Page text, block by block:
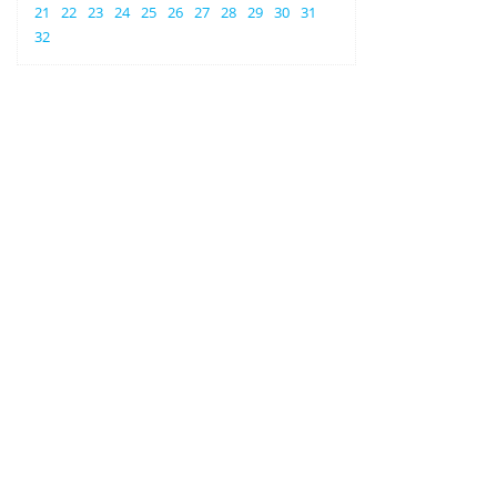
21
22 23 24 25 26 27 28 29 30 31
32